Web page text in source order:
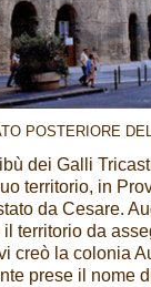
POSTERIORE
dei Galli
territorio, in
da Cesare.
il territorio da
creò la colonia
prese il nome